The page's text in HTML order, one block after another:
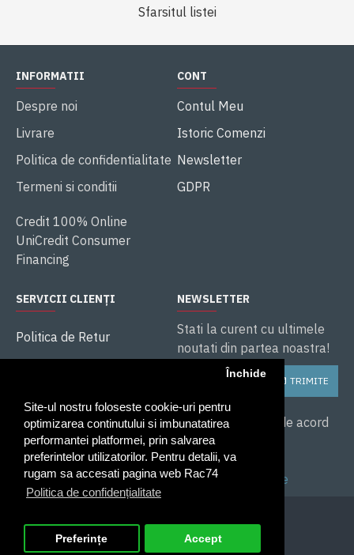
Site-ul nostru foloseste cookie-uri pentru
optimizarea continutului si imbunatatirea
performantei platformei, prin salvarea
preferintelor utilizatorilor. Pentru detalii, va
rugam sa accesati pagina web Rac74
Politica de confidențialitate
Închide
Preferințe Accept
Sfarsitul listei
INFORMATII
Despre noi
Livrare
Politica de confidentialitate
Termeni si conditii
Credit 100% Online
UniCredit Consumer
Financing
CONT
Contul Meu
Istoric Comenzi
Newsletter
GDPR
SERVICII CLIENȚI
Politica de Retur
ANPC
Service și Garanție
NEWSLETTER
Stati la curent cu ultimele
noutati din partea noastra!
TRIMITE
Am citit și sunt de acord
cu
Politica de
confidentialitate